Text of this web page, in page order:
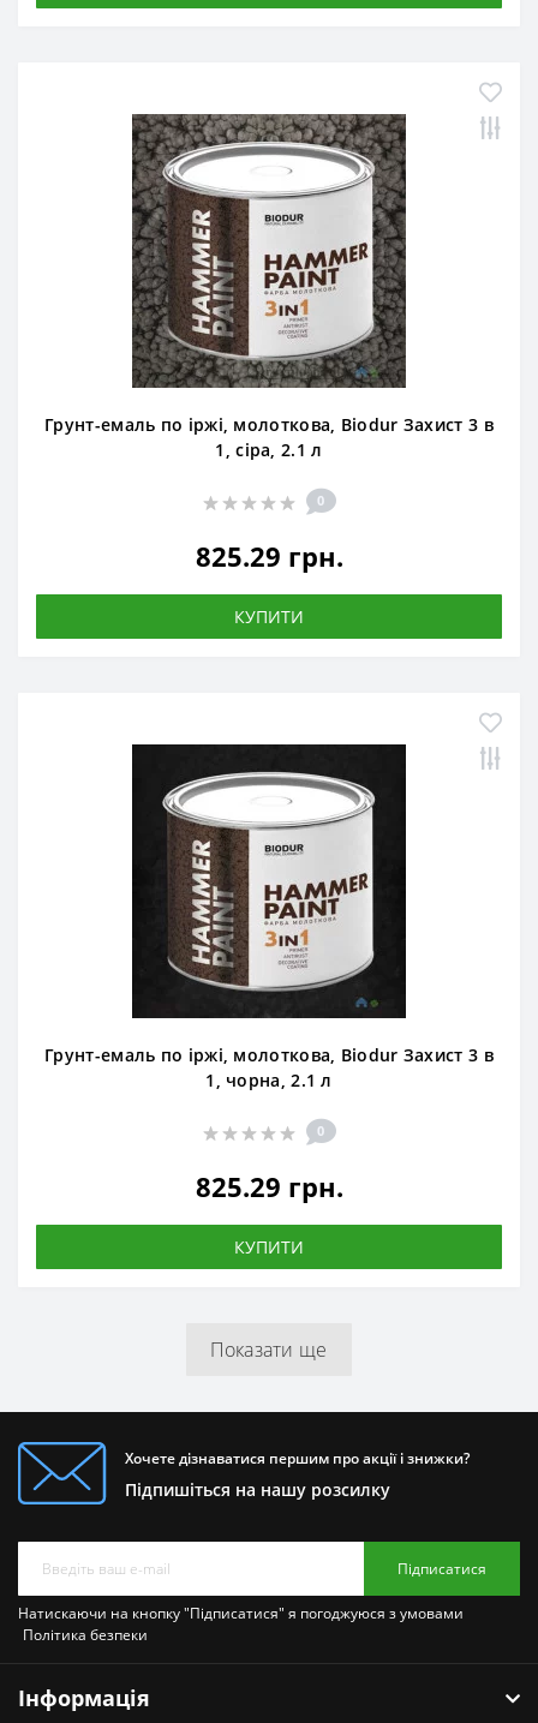
Грунт-емаль по іржі, молоткова, Biodur Захист 3 в
1, сіра, 2.1 л
0
825.29 грн.
КУПИТИ
Грунт-емаль по іржі, молоткова, Biodur Захист 3 в
1, чорна, 2.1 л
0
825.29 грн.
КУПИТИ
Показати ще
Хочете дізнаватися першим про акції і знижки?
Підпишіться на нашу розсилку
Підписатися
Натискаючи на кнопку "Підписатися" я погоджуюся з умовами
Політика безпеки
Інформація